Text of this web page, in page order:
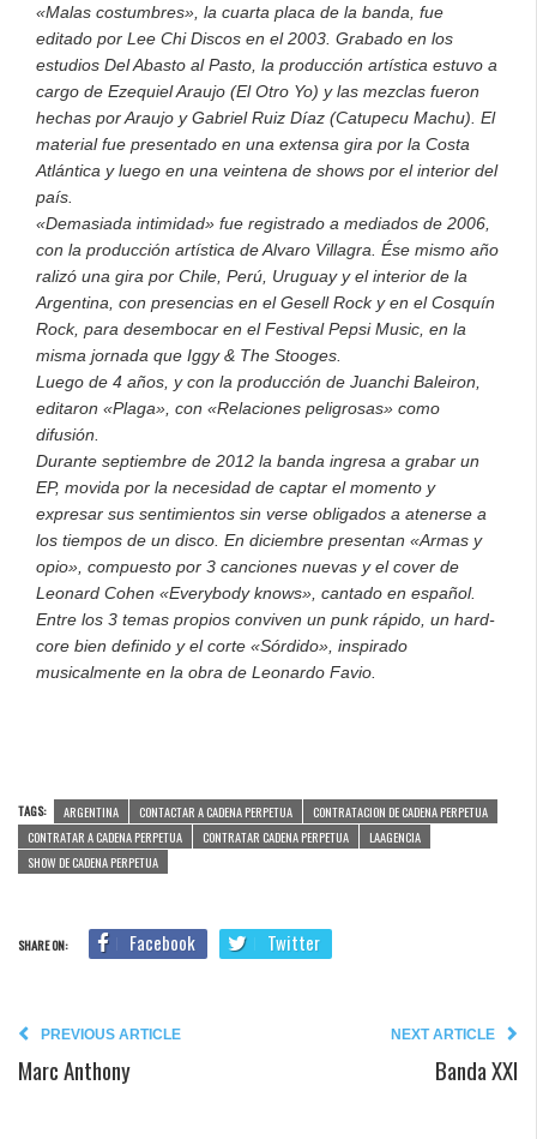
«Malas costumbres», la cuarta placa de la banda, fue
editado por Lee Chi Discos en el 2003. Grabado en los
estudios Del Abasto al Pasto, la producción artística estuvo a
cargo de Ezequiel Araujo (El Otro Yo) y las mezclas fueron
hechas por Araujo y Gabriel Ruiz Díaz (Catupecu Machu). El
material fue presentado en una extensa gira por la Costa
Atlántica y luego en una veintena de shows por el interior del
país.
«Demasiada intimidad» fue registrado a mediados de 2006,
con la producción artística de Alvaro Villagra. Ése mismo año
ralizó una gira por Chile, Perú, Uruguay y el interior de la
Argentina, con presencias en el Gesell Rock y en el Cosquín
Rock, para desembocar en el Festival Pepsi Music, en la
misma jornada que Iggy & The Stooges.
Luego de 4 años, y con la producción de Juanchi Baleiron,
editaron «Plaga», con «Relaciones peligrosas» como
difusión.
Durante septiembre de 2012 la banda ingresa a grabar un
EP, movida por la necesidad de captar el momento y
expresar sus sentimientos sin verse obligados a atenerse a
los tiempos de un disco. En diciembre presentan «Armas y
opio», compuesto por 3 canciones nuevas y el cover de
Leonard Cohen «Everybody knows», cantado en español.
Entre los 3 temas propios conviven un punk rápido, un hard-
core bien definido y el corte «Sórdido», inspirado
musicalmente en la obra de Leonardo Favio.
TAGS: ARGENTINA CONTACTAR A CADENA PERPETUA
CONTRATACION DE CADENA PERPETUA
CONTRATAR A CADENA PERPETUA
CONTRATAR CADENA PERPETUA
LAAGENCIA
SHOW DE CADENA PERPETUA
SHARE ON: Facebook Twitter
PREVIOUS ARTICLE
Marc Anthony
NEXT ARTICLE
Banda XXI